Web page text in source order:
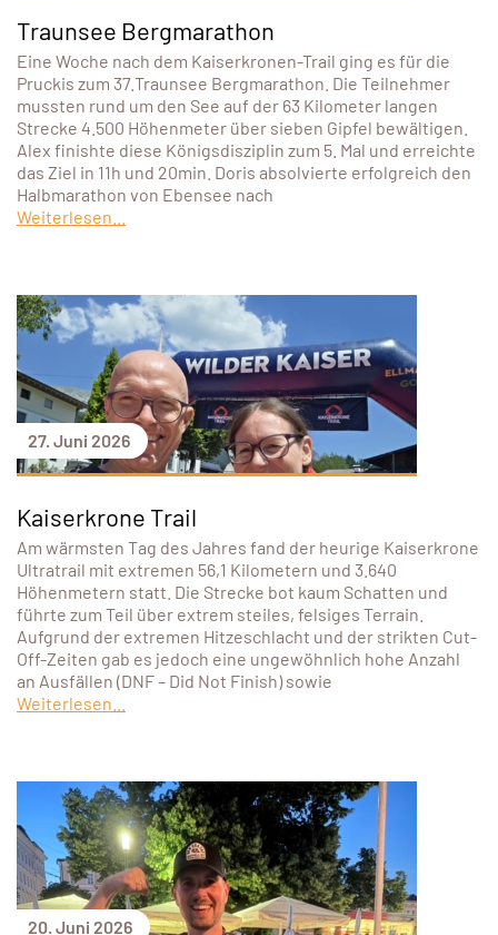
Traunsee Bergmarathon
Eine Woche nach dem Kaiserkronen-Trail ging es für die
Pruckis zum 37.Traunsee Bergmarathon. Die Teilnehmer
mussten rund um den See auf der 63 Kilometer langen
Strecke 4.500 Höhenmeter über sieben Gipfel bewältigen.
Alex finishte diese Königsdisziplin zum 5. Mal und erreichte
das Ziel in 11h und 20min. Doris absolvierte erfolgreich den
Halbmarathon von Ebensee nach
Weiterlesen...
27. Juni 2026
Kaiserkrone Trail
Am wärmsten Tag des Jahres fand der heurige Kaiserkrone
Ultratrail mit extremen 56,1 Kilometern und 3.640
Höhenmetern statt. Die Strecke bot kaum Schatten und
führte zum Teil über extrem steiles, felsiges Terrain.
Aufgrund der extremen Hitzeschlacht und der strikten Cut-
Off-Zeiten gab es jedoch eine ungewöhnlich hohe Anzahl
an Ausfällen (DNF – Did Not Finish) sowie
Weiterlesen...
20. Juni 2026